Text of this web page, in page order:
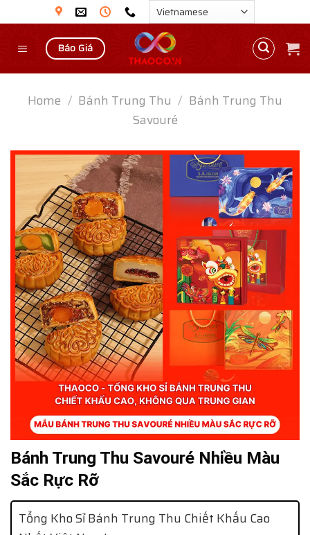
to
content
Báo Giá
Home / Bánh Trung Thu / Bánh Trung Thu
Savouré
Bánh Trung Thu Savouré Nhiều Màu
Sắc Rực Rỡ
Tổng Kho Sỉ Bánh Trung Thu Chiết Khấu Cao